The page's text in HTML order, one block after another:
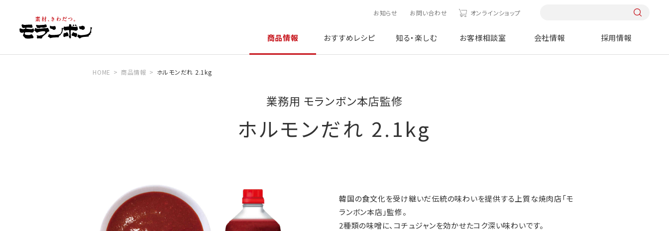
お知らせ お問い合わせ オンラインショップ
商品情報 おすすめレシピ 知る・楽しむ お客様相談室 会社情報 採用情報
HOME 商品情報 ホルモンだれ 2.1kg
業務用 モランボン本店監修
ホルモンだれ 2.1kg
韓国の食文化を受け継いだ伝統の味わいを提供する上質な焼肉店「モ
ランボン本店」監修。
2種類の味噌に、コチュジャンを効かせたコク深い味わいです。